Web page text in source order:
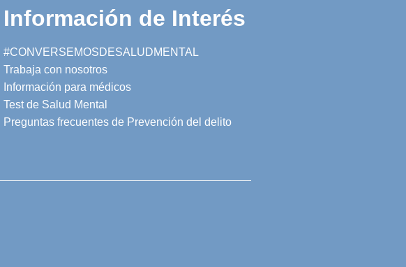
Información de Interés
#CONVERSEMOSDESALUDMENTAL
Trabaja con nosotros
Información para médicos
Test de Salud Mental
Preguntas frecuentes de Prevención del delito